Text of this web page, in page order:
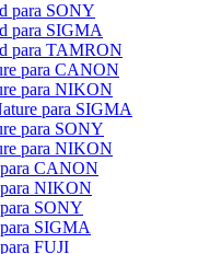
para SONY
para SIGMA
para TAMRON
para CANON
para NIKON
para SIGMA
para SONY
para NIKON
CANON
NIKON
SONY
SIGMA
FUJI